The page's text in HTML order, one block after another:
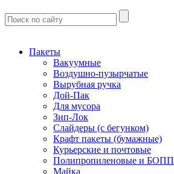
Пакеты
Вакуумные
Воздушно-пузырчатые
Вырубная ручка
Дой-Пак
Для мусора
Зип-Лок
Слайдеры (с бегунком)
Крафт пакеты (бумажные)
Курьерские и почтовые
Полипропиленовые и БОПП
Майка